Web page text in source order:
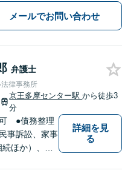
さい。ベストな解決に向けて
瞭な料金体系】【休日・夜間
メールでお問い合わせ
弁護士
律事務所
京王多摩センター駅から徒歩3
分
●債務整理
事訴訟、家事
ほか）、法
詳細を見
る